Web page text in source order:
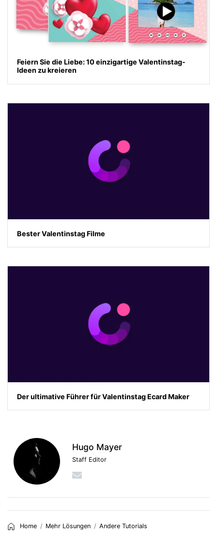
Feiern Sie die Liebe: 10 einzigartige Valentinstag-
Ideen zu kreieren
Bester Valentinstag Filme
Der ultimative Führer für Valentinstag Ecard Maker
Hugo Mayer
Staff Editor
Home Mehr Lösungen Andere Tutorials